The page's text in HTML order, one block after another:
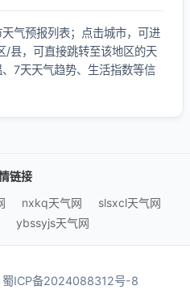
气预报列表；点击城市，可进
/县，可直接跳转至该地区的天
7天天气趋势、生活指数等信
链接
nxkq天气网
slsxcl天气网
ybssyjs天气网
蜀ICP备2024088312号-8